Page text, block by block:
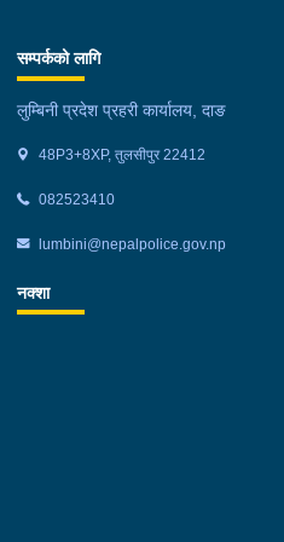
सम्पर्कको लागि
लुम्बिनी प्रदेश प्रहरी कार्यालय, दाङ
48P3+8XP, तुलसीपुर 22412
082523410
lumbini@nepalpolice.gov.np
नक्शा